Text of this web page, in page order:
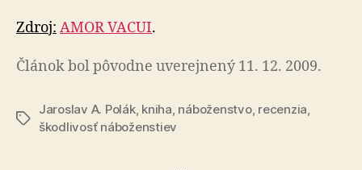
Zdroj: AMOR VACUI.
Článok bol pôvodne uverejnený 11. 12. 2009.
Značky
Jaroslav A. Polák, kniha náboženstvo, recenzia
škodlivosť náboženstiev